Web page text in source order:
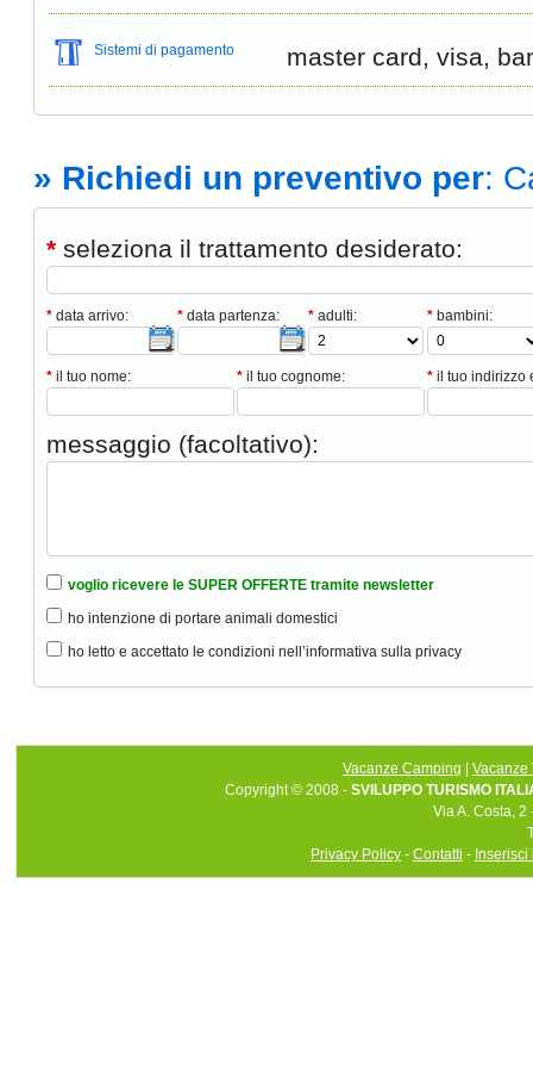
Sistemi di pagamento master card, visa,
» Richiedi un preventivo per:
*seleziona il trattamento desiderato:
*data arrivo: *data partenza: *adulti: *bambini:
*il tuo nome: *il tuo cognome: *il tuo indirizzo
messaggio (facoltativo):
voglio ricevere le SUPER OFFERTE tramite newsletter
ho intenzione di portare animali domestici
ho letto e accettato le condizioni nell’informativa sulla privacy
Vacanze Camping | Vacanze
Copyright © 2008 - SVILUPPO TURISMO
Via A. Costa,
Privacy Policy - Contatti - Inserisci